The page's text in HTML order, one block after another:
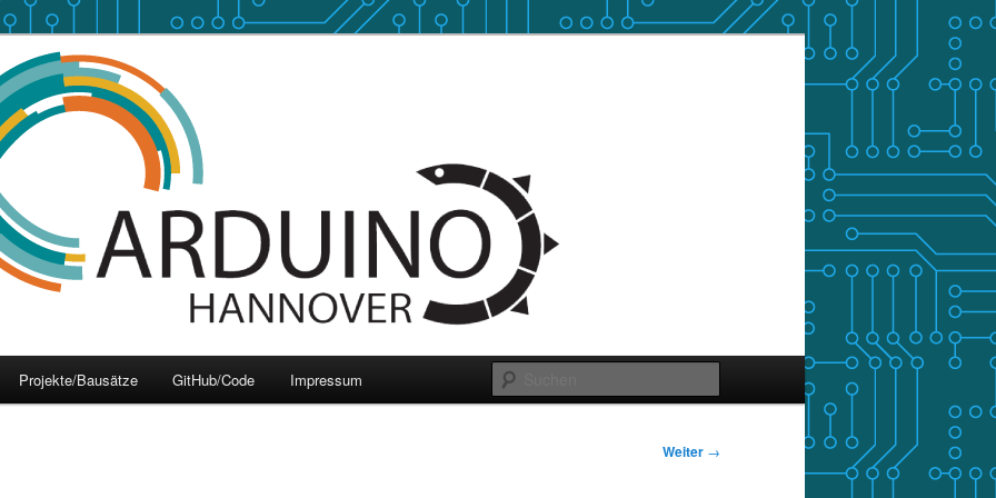
Projekte/Bausätze GitHub/Code Impressum
Weiter →